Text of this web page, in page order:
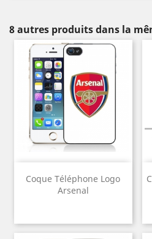
8 autres produits dans la
Coque Téléphone Logo
Arsenal